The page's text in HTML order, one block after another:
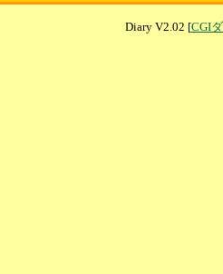
Diary V2.02 [CGI